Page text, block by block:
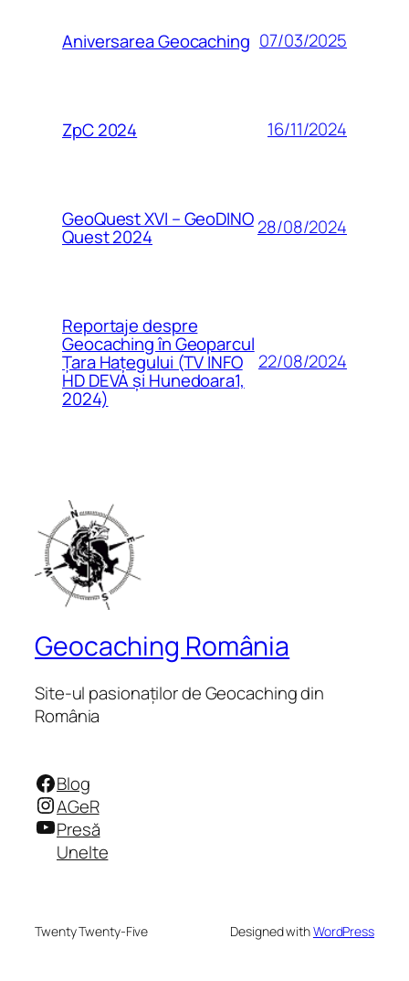
Aniversarea Geocaching 07/03/2025
ZpC 2024 16/11/2024
GeoQuest XVI – GeoDINO
Quest 2024 28/08/2024
Reportaje despre
Geocaching în Geoparcul
Țara Hațegului (TV INFO
HD DEVA și Hunedoara1,
2024)
22/08/2024
Geocaching România
Site-ul pasionaților de Geocaching din
România
Facebook
Instagram
YouTube
Blog
AGeR
Presă
Unelte
Twenty Twenty-Five Designed withWordPress